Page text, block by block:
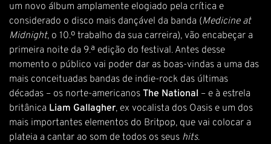
um novo álbum amplamente elogiado pela crítica e
considerado o disco mais dançável da banda (Medicine at
Midnight, o 10.º trabalho da sua carreira), vão encabeçar a
primeira noite da 9.ª edição do festival. Antes desse
momento o público vai poder dar as boas-vindas a uma das
mais conceituadas bandas de indie-rock das últimas
décadas – os norte-americanos The National – e à estrela
britânica Liam Gallagher, ex vocalista dos Oasis e um dos
mais importantes elementos do Britpop, que vai colocar a
plateia a cantar ao som de todos os seus hits.